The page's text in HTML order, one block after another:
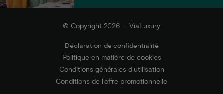
© Copyright 2026 — ViaLuxury
Déclaration de confidentialité
Politique en matière de cookies
Conditions générales d'utilisation
Conditions de l’offre promotionnelle